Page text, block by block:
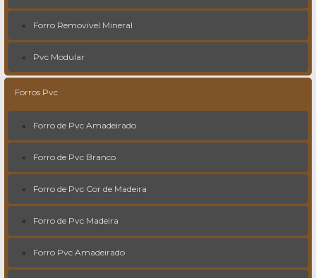
Forro Removível Mineral
Pvc Modular
Forros Pvc
Forro de Pvc Amadeirado
Forro de Pvc Branco
Forro de Pvc Cor de Madeira
Forro de Pvc Madeira
Forro Pvc Amadeirado